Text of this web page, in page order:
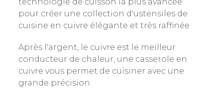
pour créer une collection d'ustensiles de
cuisine en cuivre élégante et très raffinée
Après l'argent, le cuivre est le meilleur
conducteur de chaleur, une casserole en
cuivre vous permet de cuisiner avec une
grande précision